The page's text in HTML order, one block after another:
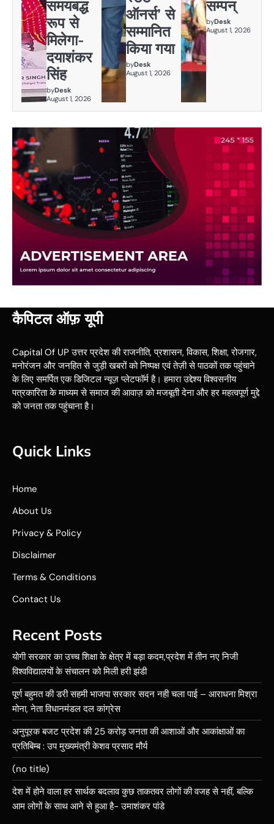
समयबद्ध
रूप से
मिलेगा-
दयाशंकर
सिंह
byDesk
August 1, 2026
ऑनर्स’ से
सम्मानित
किया गया
byDesk
August 1, 2026
सम्पन्
byDesk
August 1, 2026
कैपिटल ऑफ़ यूपी
Capital Of UP उत्तर प्रदेश की राजनीति, प्रशासन, विकास, शिक्षा, रोजगार,
मनोरंजन और जनहित से जुड़ी खबरों को निष्पक्ष एवं तेज़ी से पाठकों तक पहुंचाने
के लिए समर्पित एक डिजिटल न्यूज़ प्लेटफॉर्म है। हमारा उद्देश्य विश्वसनीय
पत्रकारिता के माध्यम से समाज की आवाज़ को मजबूती देना और हर महत्वपूर्ण मुद्दे
को जनता तक पहुंचाना है।
Quick Links
Home
About Us
Privacy & Policy
Disclaimer
Terms & Conditions
Contact Us
Recent Posts
योगी सरकार का उच्च शिक्षा के क्षेत्र में बड़ा कदम,प्रदेश में तीन नए निजी
विश्वविद्यालयों के संचालन को मिली हरी झंडी
पूर्ण बहुमत की डरी सहमी भाजपा सरकार सदन नही चला पाई – आराधना मिश्रा
मोना, नेता विधानमंडल दल कांग्रेस
अनुपूरक बजट प्रदेश की 25 करोड़ जनता की आशाओं और आकांक्षाओं का
प्रतिबिम्ब : उप मुख्यमंत्री केशव प्रसाद मौर्य
(no title)
देश में होने वाला हर सार्थक बदलाव कुछ ताकतवर लोगों की वजह से नहीं, बल्कि
आम लोगों के साथ आने से हुआ है- उमाशंकर पांडे